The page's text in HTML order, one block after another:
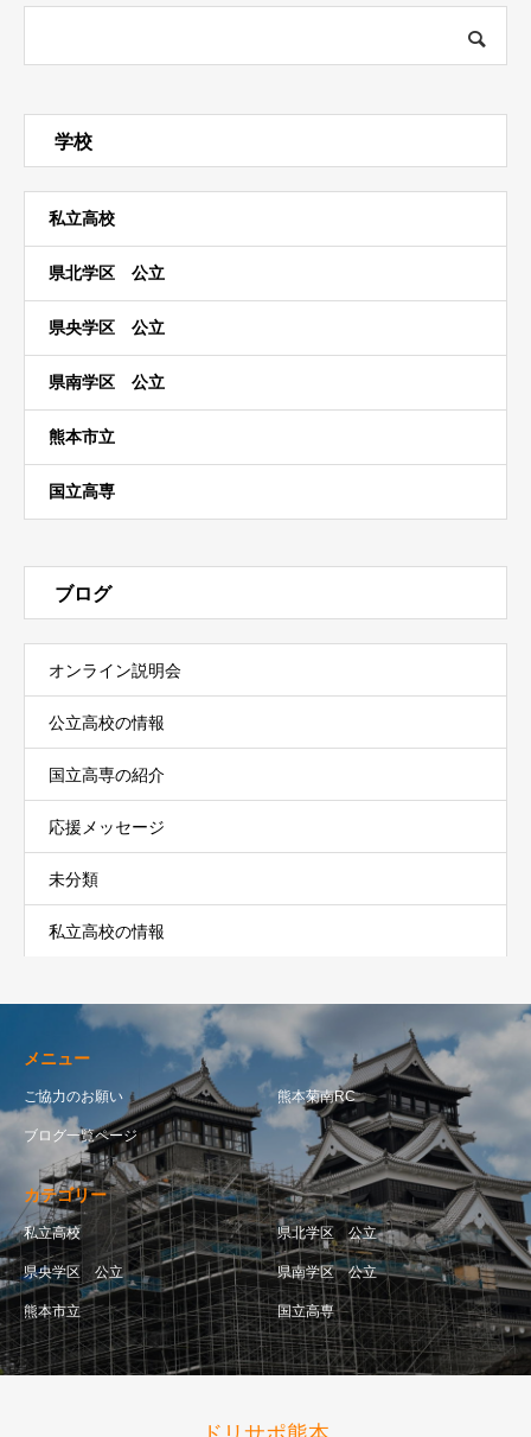
学校
私立高校
県北学区 公立
県央学区 公立
県南学区 公立
熊本市立
国立高専
ブログ
オンライン説明会
公立高校の情報
国立高専の紹介
応援メッセージ
未分類
私立高校の情報
メニュー
ご協力のお願い 熊本菊南RC
ブログ一覧ページ
カテゴリー
私立高校 県北学区 公立
県央学区 公立 県南学区 公立
熊本市立 国立高専